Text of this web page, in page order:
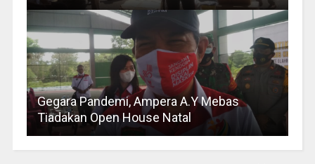
Gegara Pandemi, Ampera A.Y Mebas
Tiadakan Open House Natal